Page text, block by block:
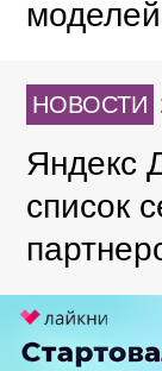
НОВОСТИ
Яндекс
список